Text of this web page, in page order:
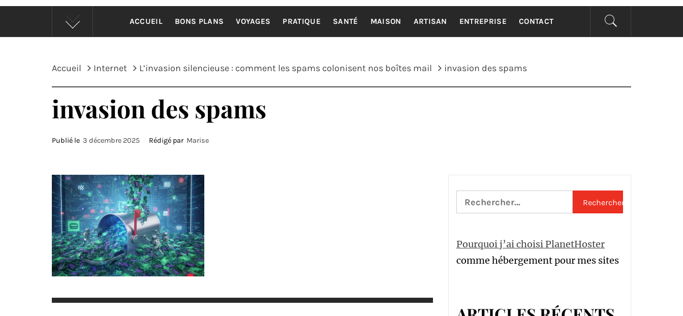
ACCUEIL BONS PLANS VOYAGES PRATIQUE SANTÉ MAISON ARTISAN ENTREPRISE CONTACT
Accueil Internet L’invasion silencieuse : comment les spams colonisent nos boîtes mail invasion des spams
invasion des spams
Publié le 3 décembre 2025 Rédigé par Marise
Rechercher :
Pourquoi j’ai choisi PlanetHoster
comme hébergement pour mes sites